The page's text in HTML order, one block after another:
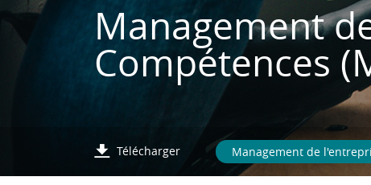
Management
Compétences
Télécharger Management de